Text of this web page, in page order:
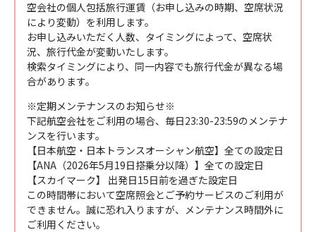
空会社の個人包括旅行運賃（お申し込みの時期、空席状況
により変動）を利用します。
お申し込みいただく人数、タイミングによって、空席状
況、旅行代金が変動いたします。
検索タイミングにより、同一内容でも旅行代金が異なる場
合があります。
※定期メンテナンスのお知らせ※
下記航空会社をご利用の場合、毎日23:30-23:59のメンテナ
ンスを行います。
【日本航空・日本トランスオーシャン航空】全ての設定日
【ANA（2026年5月19日搭乗分以降）】全ての設定日
【スカイマーク】 出発日15日前を過ぎた設定日
この時間帯において空席照会とご予約サービスのご利用が
できません。誠に恐れ入りますが、メンテナンス時間外に
ご利用ください。